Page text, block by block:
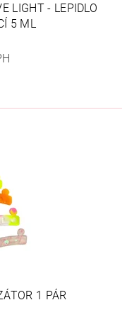
LIGHT - LEPIDLO
5 ML
1 PÁR